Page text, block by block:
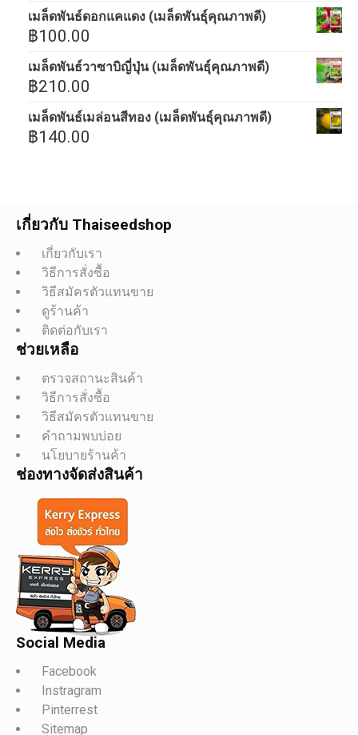
เมล็ดพันธ์ดอกแคแดง (เมล็ดพันธุ์คุณภาพดี)
฿100.00
เมล็ดพันธ์วาซาบิญี่ปุ่น (เมล็ดพันธุ์คุณภาพดี)
฿210.00
เมล็ดพันธ์เมล่อนสีทอง (เมล็ดพันธุ์คุณภาพดี)
฿140.00
เกี่ยวกับ Thaiseedshop
เกี่ยวกับเรา
วิธีการสั่งซื้อ
วิธีสมัครตัวแทนขาย
ดูร้านค้า
ติดต่อกับเรา
ช่วยเหลือ
ตรวจสถานะสินค้า
วิธีการสั่งซื้อ
วิธีสมัครตัวแทนขาย
คำถามพบบ่อย
นโยบายร้านค้า
ช่องทางจัดส่งสินค้า
Social Media
Facebook
Instragram
Pinterrest
Sitemap